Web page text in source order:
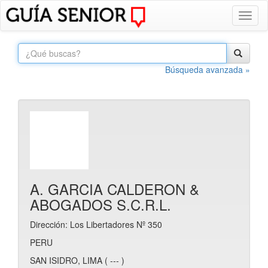
Búsqueda avanzada »
A. GARCIA CALDERON &
ABOGADOS S.C.R.L.
Dirección: Los Libertadores Nº 350
PERU
SAN ISIDRO, LIMA ( --- )